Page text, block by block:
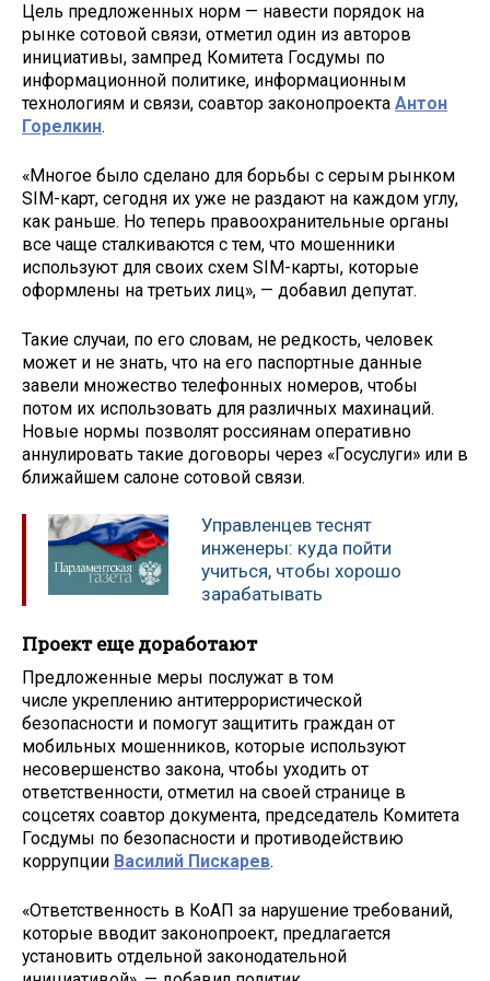
Цель предложенных норм — навести порядок на
рынке сотовой связи, отметил один из авторов
инициативы, зампред Комитета Госдумы по
информационной политике, информационным
технологиям и связи, соавтор законопроекта Антон
Горелкин.
«Многое было сделано для борьбы с серым рынком
SIM-карт, сегодня их уже не раздают на каждом углу,
как раньше. Но теперь правоохранительные органы
все чаще сталкиваются с тем, что мошенники
используют для своих схем SIM-карты, которые
оформлены на третьих лиц», — добавил депутат.
Такие случаи, по его словам, не редкость, человек
может и не знать, что на его паспортные данные
завели множество телефонных номеров, чтобы
потом их использовать для различных махинаций.
Новые нормы позволят россиянам оперативно
аннулировать такие договоры через «Госуслуги» или в
ближайшем салоне сотовой связи.
Управленцев теснят
инженеры: куда пойти
учиться, чтобы хорошо
зарабатывать
Проект еще доработают
Предложенные меры послужат в том
числе укреплению антитеррористической
безопасности и помогут защитить граждан от
мобильных мошенников, которые используют
несовершенство закона, чтобы уходить от
ответственности, отметил на своей странице в
соцсетях соавтор документа, председатель Комитета
Госдумы по безопасности и противодействию
коррупции Василий Пискарев.
«Ответственность в КоАП за нарушение требований,
которые вводит законопроект, предлагается
установить отдельной законодательной